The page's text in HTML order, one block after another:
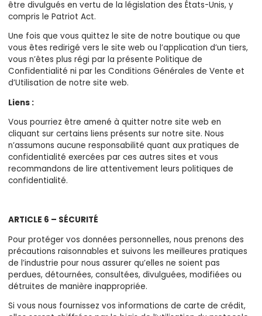
être divulgués en vertu de la législation des États-Unis, y
compris le Patriot Act.
Une fois que vous quittez le site de notre boutique ou que
vous êtes redirigé vers le site web ou l’application d’un tiers,
vous n’êtes plus régi par la présente Politique de
Confidentialité ni par les Conditions Générales de Vente et
d’Utilisation de notre site web.
Liens :
Vous pourriez être amené à quitter notre site web en
cliquant sur certains liens présents sur notre site. Nous
n’assumons aucune responsabilité quant aux pratiques de
confidentialité exercées par ces autres sites et vous
recommandons de lire attentivement leurs politiques de
confidentialité.
ARTICLE 6 – SÉCURITÉ
Pour protéger vos données personnelles, nous prenons des
précautions raisonnables et suivons les meilleures pratiques
de l’industrie pour nous assurer qu’elles ne soient pas
perdues, détournées, consultées, divulguées, modifiées ou
détruites de manière inappropriée.
Si vous nous fournissez vos informations de carte de crédit,